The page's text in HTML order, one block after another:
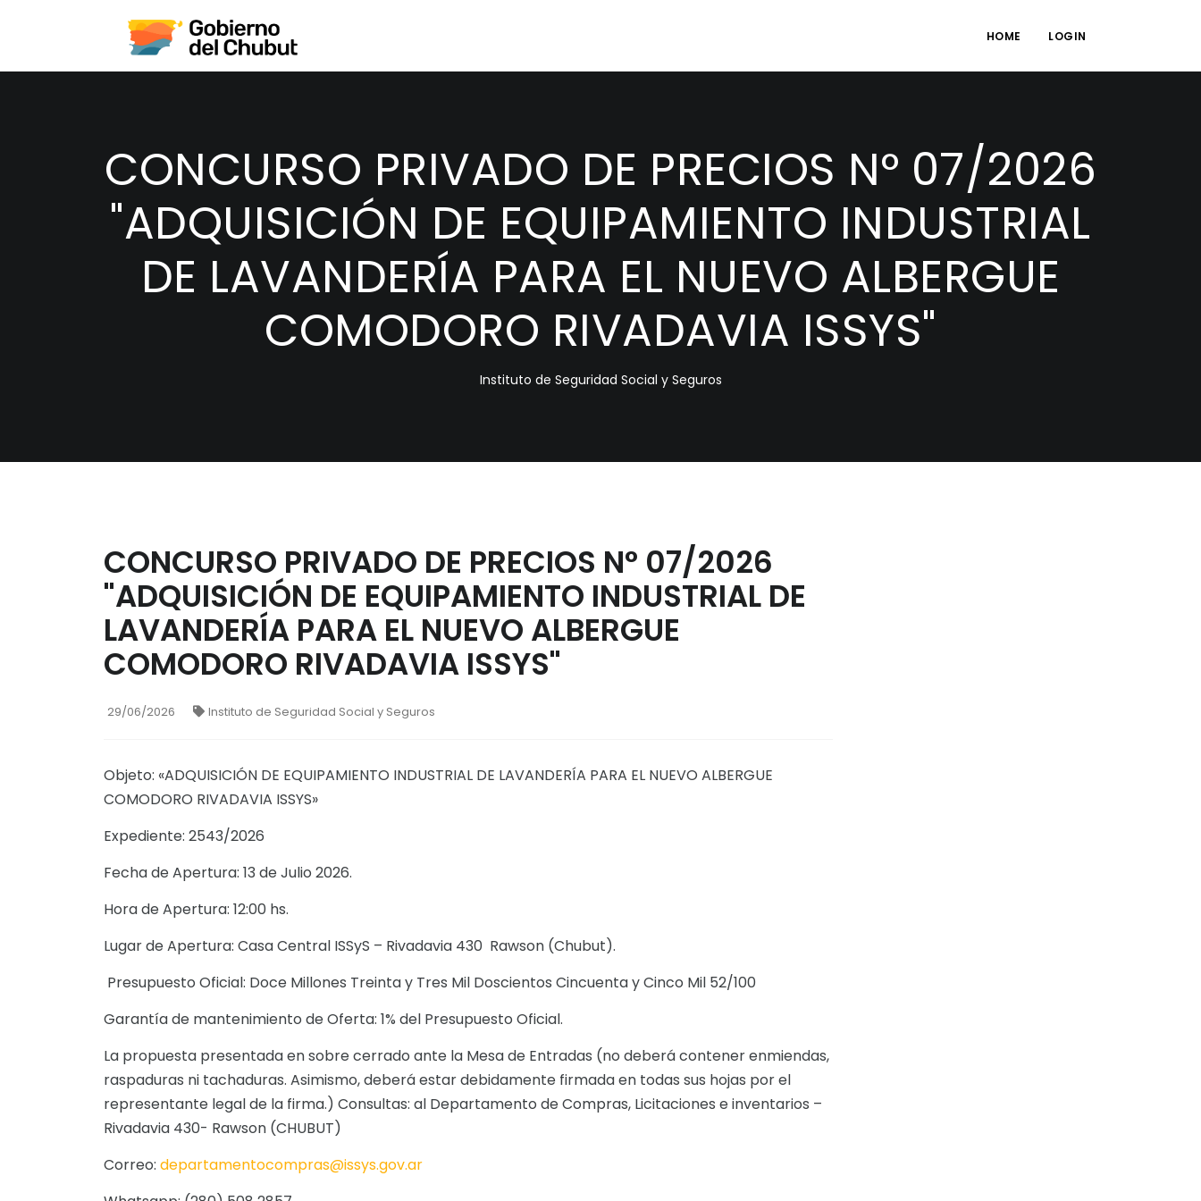
HOME LOGIN
CONCURSO PRIVADO DE PRECIOS N° 07/2026
"ADQUISICIÓN DE EQUIPAMIENTO INDUSTRIAL
DE LAVANDERÍA PARA EL NUEVO ALBERGUE
COMODORO RIVADAVIA ISSYS"
Instituto de Seguridad Social y Seguros
CONCURSO PRIVADO DE PRECIOS N° 07/2026
"ADQUISICIÓN DE EQUIPAMIENTO INDUSTRIAL DE
LAVANDERÍA PARA EL NUEVO ALBERGUE
COMODORO RIVADAVIA ISSYS"
29/06/2026 Instituto de Seguridad Social y Seguros
Objeto: «ADQUISICIÓN DE EQUIPAMIENTO INDUSTRIAL DE LAVANDERÍA PARA EL NUEVO ALBERGUE
COMODORO RIVADAVIA ISSYS»
Expediente: 2543/2026
Fecha de Apertura: 13 de Julio 2026.
Hora de Apertura: 12:00 hs.
Lugar de Apertura: Casa Central ISSyS – Rivadavia 430 ­ Rawson (Chubut).
Presupuesto Oficial: Doce Millones Treinta y Tres Mil Doscientos Cincuenta y Cinco Mil 52/100
Garantía de mantenimiento de Oferta: 1% del Presupuesto Oficial.
La propuesta presentada en sobre cerrado ante la Mesa de Entradas (no deberá contener enmiendas,
raspaduras ni tachaduras. Asimismo, deberá estar debidamente firmada en todas sus hojas por el
representante legal de la firma.) Consultas: al Departamento de Compras, Licitaciones e inventarios –
Rivadavia 430- Rawson (CHUBUT)
Correo: departamentocompras@issys.gov.ar